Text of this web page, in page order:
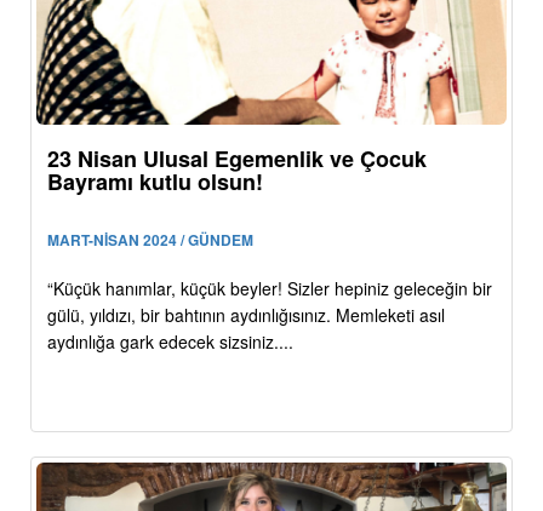
23 Nisan Ulusal Egemenlik ve Çocuk
Bayramı kutlu olsun!
MART-NİSAN 2024 / GÜNDEM
“Küçük hanımlar, küçük beyler! Sizler hepiniz geleceğin bir
gülü, yıldızı, bir bahtının aydınlığısınız. Memleketi asıl
aydınlığa gark edecek sizsiniz....